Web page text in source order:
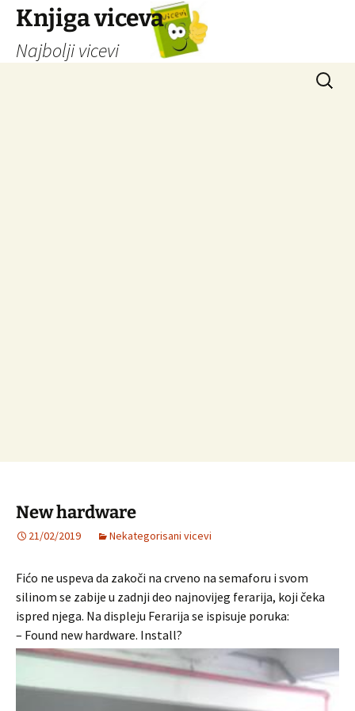
Knjiga viceva
Najbolji vicevi
New hardware
21/02/2019 Nekategorisani vicevi
Fićo ne uspeva da zakoči na crveno na semaforu i svom
silinom se zabije u zadnji deo najnovijeg ferarija, koji čeka
ispred njega. Na displeju Ferarija se ispisuje poruka:
– Found new hardware. Install?